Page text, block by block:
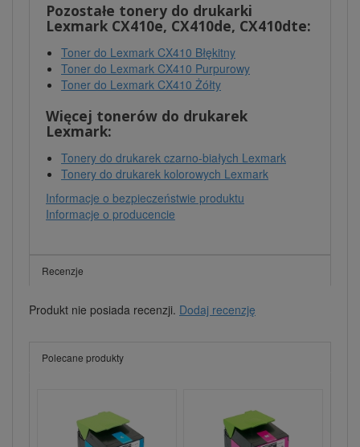
Pozostałe tonery do drukarki
Lexmark CX410e, CX410de, CX410dte:
Toner do Lexmark CX410 Błękitny
Toner do Lexmark CX410 Purpurowy
Toner do Lexmark CX410 Żółty
Więcej tonerów do drukarek
Lexmark:
Tonery do drukarek czarno-białych Lexmark
Tonery do drukarek kolorowych Lexmark
Informacje o bezpieczeństwie produktu
Informacje o producencie
Recenzje
Produkt nie posiada recenzji. Dodaj recenzję
Polecane produkty